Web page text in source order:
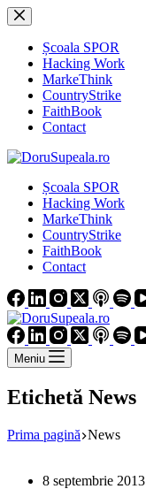
Sari
la
conținutȘcoala SPOR
Hacking Work
MarkeThink
CountryStrike
FaithBook
Contact
Școala SPOR
Hacking Work
MarkeThink
CountryStrike
FaithBook
Contact
Meniu
Etichetă News
Prima pagină News
8 septembrie 2013